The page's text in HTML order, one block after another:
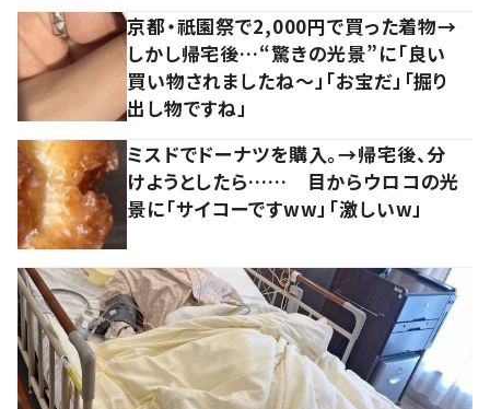
京都・祇園祭で2,000円で買った着物→
しかし帰宅後…“驚きの光景”に「良い
買い物されましたね～」「お宝だ」「掘り
出し物ですね」
ミスドでドーナツを購入。→帰宅後、分
けようとしたら…… 目からウロコの光
景に「サイコーですww」「激しいw」